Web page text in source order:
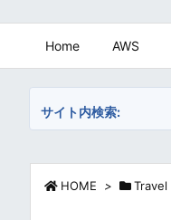
Home AWS
サイト内検索:
HOME > Travel